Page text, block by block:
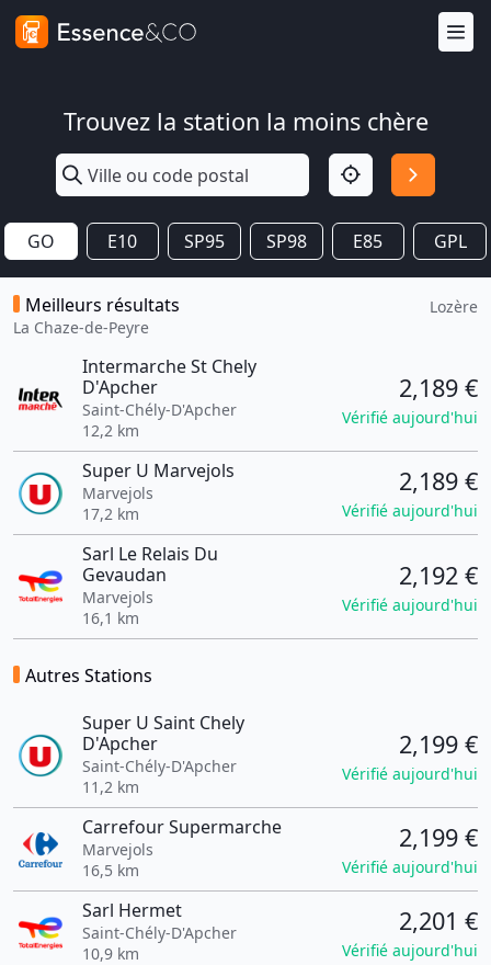
Trouvez la station la moins chère
GO E10 SP95 SP98 E85 GPL
Meilleurs résultats
La Chaze-de-Peyre
Lozère
Intermarche St Chely
D'Apcher
Saint-Chély-D'Apcher
12,2 km
2,189 €
Vérifié aujourd'hui
Super U Marvejols
Marvejols
17,2 km
2,189 €
Vérifié aujourd'hui
Sarl Le Relais Du
Gevaudan
Marvejols
16,1 km
2,192 €
Vérifié aujourd'hui
Autres Stations
Super U Saint Chely
D'Apcher
Saint-Chély-D'Apcher
11,2 km
2,199 €
Vérifié aujourd'hui
Carrefour Supermarche
Marvejols
16,5 km
2,199 €
Vérifié aujourd'hui
Sarl Hermet
Saint-Chély-D'Apcher
10,9 km
2,201 €
Vérifié aujourd'hui